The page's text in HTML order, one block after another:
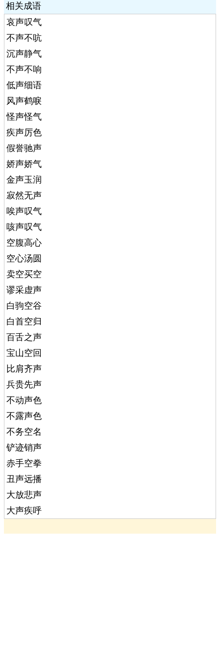
相关成语
哀声叹气
不声不吭
沉声静气
不声不响
低声细语
风声鹤唳
怪声怪气
疾声厉色
假誉驰声
娇声娇气
金声玉润
寂然无声
唉声叹气
咳声叹气
空腹高心
空心汤圆
卖空买空
谬采虚声
白驹空谷
白首空归
百舌之声
宝山空回
比肩齐声
兵贵先声
不动声色
不露声色
不务空名
铲迹销声
赤手空拳
丑声远播
大放悲声
大声疾呼